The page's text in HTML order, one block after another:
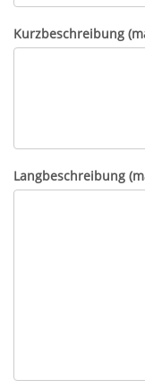
Kurzbeschreibung
Langbeschreibung